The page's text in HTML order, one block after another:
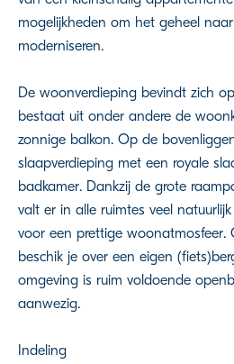
mogelijkheden om het geheel
moderniseren.
De woonverdieping bevindt zich
bestaat uit onder andere de
zonnige balkon. Op de
slaapverdieping met een royale
badkamer. Dankzij de grote
valt er in alle ruimtes veel
voor een prettige woonatmosfeer.
beschik je over een eigen
omgeving is ruim voldoende
aanwezig.
Indeling